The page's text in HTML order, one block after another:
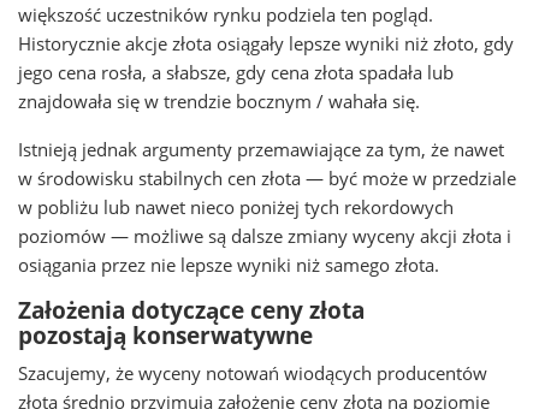
większość uczestników rynku podziela ten pogląd.
Historycznie akcje złota osiągały lepsze wyniki niż złoto, gdy
jego cena rosła, a słabsze, gdy cena złota spadała lub
znajdowała się w trendzie bocznym / wahała się.
Istnieją jednak argumenty przemawiające za tym, że nawet
w środowisku stabilnych cen złota — być może w przedziale
w pobliżu lub nawet nieco poniżej tych rekordowych
poziomów — możliwe są dalsze zmiany wyceny akcji złota i
osiągania przez nie lepsze wyniki niż samego złota.
Założenia dotyczące ceny złota
pozostają konserwatywne
Szacujemy, że wyceny notowań wiodących producentów
złota średnio przyjmują założenie ceny złota na poziomie